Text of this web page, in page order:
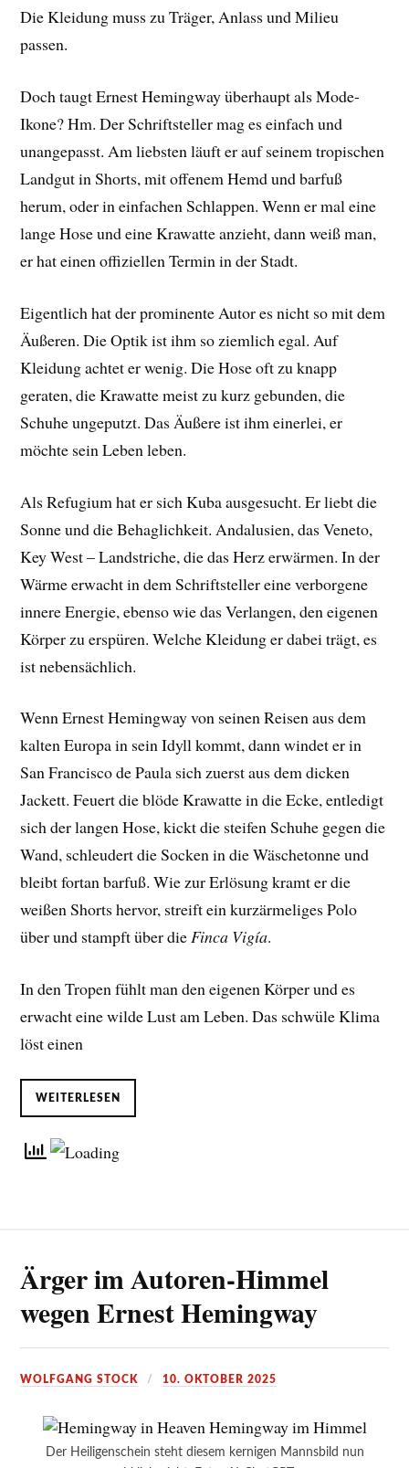
Die Kleidung muss zu Träger, Anlass und Milieu
passen.
Doch taugt Ernest Hemingway überhaupt als Mode-
Ikone? Hm. Der Schriftsteller mag es einfach und
unangepasst. Am liebsten läuft er auf seinem tropischen
Landgut in Shorts, mit offenem Hemd und barfuß
herum, oder in einfachen Schlappen. Wenn er mal eine
lange Hose und eine Krawatte anzieht, dann weiß man,
er hat einen offiziellen Termin in der Stadt.
Eigentlich hat der prominente Autor es nicht so mit dem
Äußeren. Die Optik ist ihm so ziemlich egal. Auf
Kleidung achtet er wenig. Die Hose oft zu knapp
geraten, die Krawatte meist zu kurz gebunden, die
Schuhe ungeputzt. Das Äußere ist ihm einerlei, er
möchte sein Leben leben.
Als Refugium hat er sich Kuba ausgesucht. Er liebt die
Sonne und die Behaglichkeit. Andalusien, das Veneto,
Key West – Landstriche, die das Herz erwärmen. In der
Wärme erwacht in dem Schriftsteller eine verborgene
innere Energie, ebenso wie das Verlangen, den eigenen
Körper zu erspüren. Welche Kleidung er dabei trägt, es
ist nebensächlich.
Wenn Ernest Hemingway von seinen Reisen aus dem
kalten Europa in sein Idyll kommt, dann windet er in
San Francisco de Paula sich zuerst aus dem dicken
Jackett. Feuert die blöde Krawatte in die Ecke, entledigt
sich der langen Hose, kickt die steifen Schuhe gegen die
Wand, schleudert die Socken in die Wäschetonne und
bleibt fortan barfuß. Wie zur Erlösung kramt er die
weißen Shorts hervor, streift ein kurzärmeliges Polo
über und stampft über dieFinca Vigía.
In den Tropen fühlt man den eigenen Körper und es
erwacht eine wilde Lust am Leben. Das schwüle Klima
löst einen
WEITERLESEN
Ärger im Autoren-Himmel
wegen Ernest Hemingway
WOLFGANG STOCK 10. OKTOBER 2025
Der Heiligenschein steht diesem kernigen Mannsbild nun